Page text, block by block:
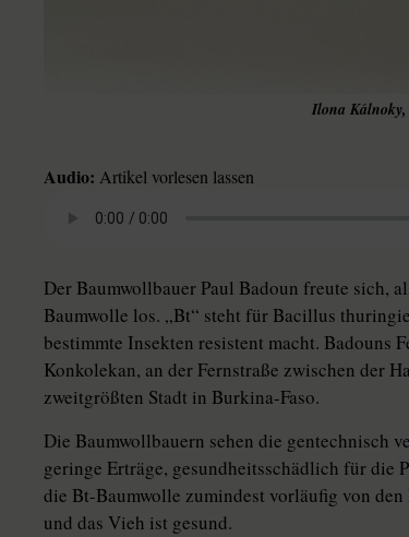
Ilona Kálnoky,
Audio: Artikel vorlesen lassen
Der Baumwollbauer Paul Badoun freute sich,
Baumwolle los. „Bt“ steht für Bacillus
bestimmte Insekten resistent macht. Badouns
Konkolekan, an der Fernstraße zwischen der
zweitgrößten Stadt in Burkina-Faso.
Die Baumwollbauern sehen die gentechnisch
geringe Erträge, gesundheitsschädlich für die
die Bt-Baumwolle zumindest vorläufig von
und das Vieh ist gesund.